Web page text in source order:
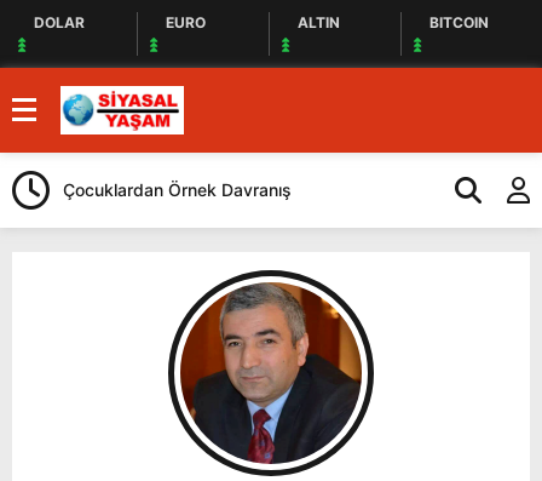
DOLAR EURO ALTIN BITCOIN
Çocuklardan Örnek Davranış Selahattin